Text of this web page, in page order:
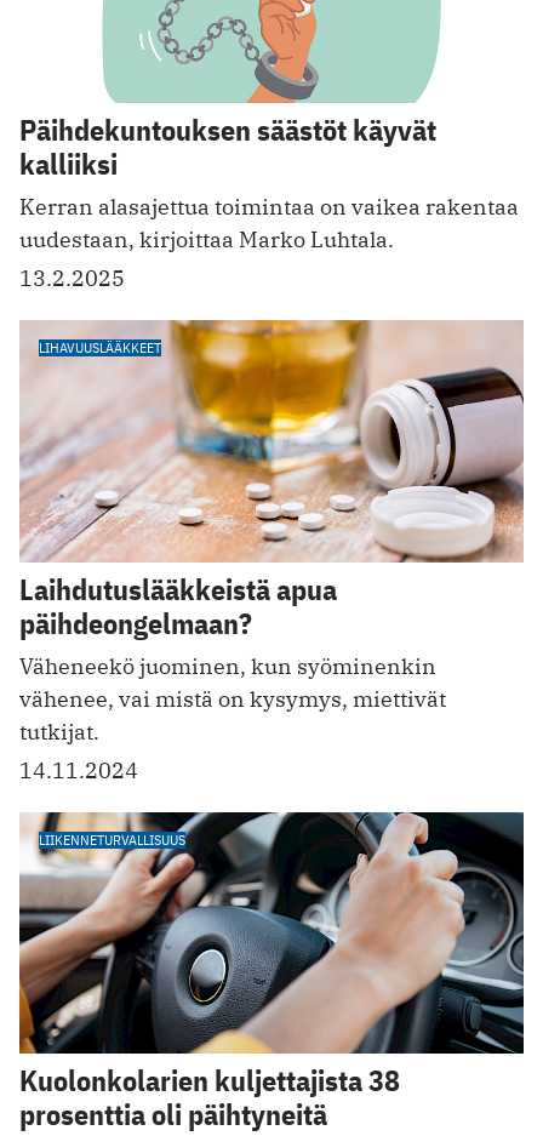
Päihdekuntouksen säästöt käyvät
kalliiksi
Kerran alasajettua toimintaa on vaikea rakentaa
uudestaan, kirjoittaa Marko Luhtala.
13.2.2025
LIHAVUUSLÄÄKKEET
Laihdutuslääkkeistä apua
päihdeongelmaan?
Väheneekö juominen, kun syöminenkin
vähenee, vai mistä on kysymys, miettivät
tutkijat.
14.11.2024
LIIKENNETURVALLISUUS
Kuolonkolarien kuljettajista 38
prosenttia oli päihtyneitä